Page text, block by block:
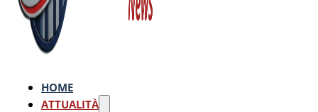
HOME
ATTUALITÀ